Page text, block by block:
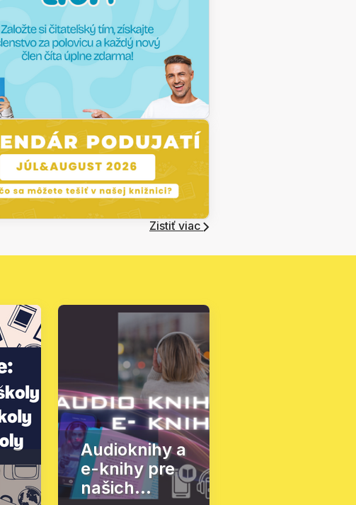
Zistiť viac
Audioknihy a
e-knihy pre
našich...